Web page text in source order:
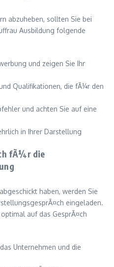
abzuheben, sollten Sie bei
Ausbildung folgende
und zeigen Sie Ihr
Qualifikationen, die fÃ¼r den
und achten Sie auf eine
in Ihrer Darstellung
fÃ¼r die
haben, werden Sie
eingeladen.
auf das GesprÃ¤ch
Unternehmen und die